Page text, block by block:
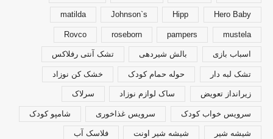
Hero Baby
Hipp
Johnson`s
matilda
mustela
pampers
roseborn
Rovco
اسباب بازی بالش شیردهی تشک آنتی رفلاکس
تشک لبه دار حوله حمام کودک خشک کن نوزاد
زیرانداز تعویض ساک لوازم نوزاد سرلاک
سرویس خواب کودک سرویس غذاخوری شامپو کودک
شیشه شیر شیشه شیر اونت فلاسک آب